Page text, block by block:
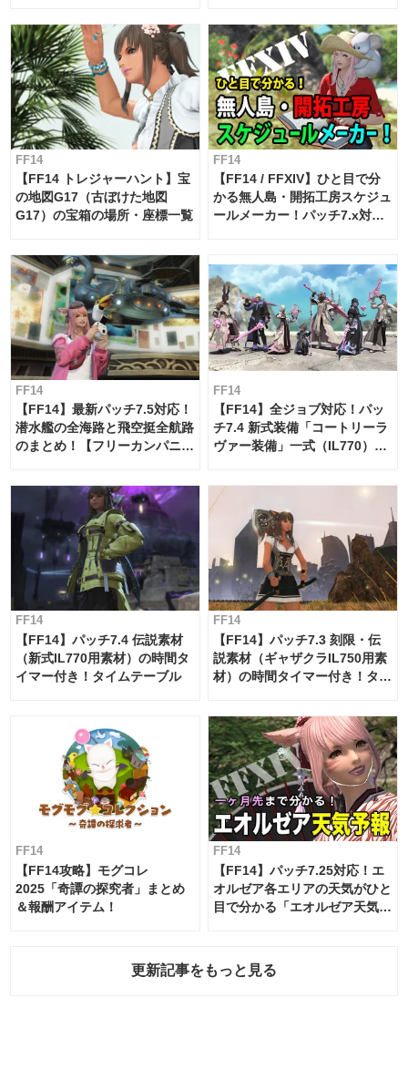
FF14
【FF14 トレジャーハント】宝
の地図G17（古ぼけた地図
G17）の宝箱の場所・座標一覧
FF14
【FF14 / FFXIV】ひと目で分
かる無人島・開拓工房スケジュ
ールメーカー！パッチ7.x対応
FF14
【FF14】最新パッチ7.5対応！
潜水艦の全海路と飛空挺全航路
のまとめ！【フリーカンパニ
FF14
【FF14】全ジョブ対応！パッ
チ7.4 新式装備「コートリーラ
ヴァー装備」一式（IL770）の
FF14
【FF14】パッチ7.4 伝説素材
（新式IL770用素材）の時間タ
イマー付き！タイムテーブル
FF14
【FF14】パッチ7.3 刻限・伝
説素材（ギャザクラIL750用素
材）の時間タイマー付き！タイ
FF14
【FF14攻略】モグコレ
2025「奇譚の探究者」まとめ
＆報酬アイテム！
FF14
【FF14】パッチ7.25対応！エ
オルゼア各エリアの天気がひと
目で分かる「エオルゼア天気予
更新記事をもっと見る